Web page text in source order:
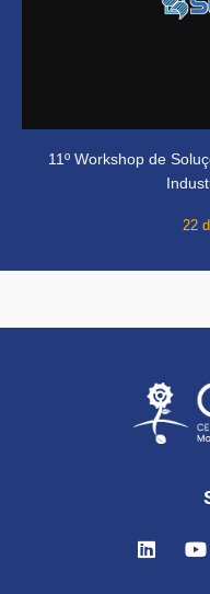
11º Workshop de
22